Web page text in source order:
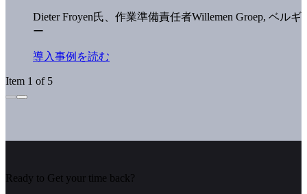
Dieter Froyen氏、作業準備責任者Willemen Groep, ベルギ
ー
導入事例を読む
Item 1 of 5
Ready to Get your time back?